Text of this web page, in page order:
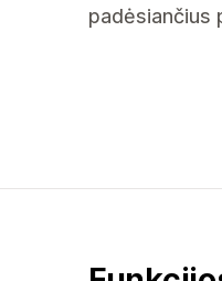
padėsiančius